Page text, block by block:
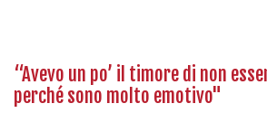
“Avevo un po’ il timore di non
perché sono molto emotivo"